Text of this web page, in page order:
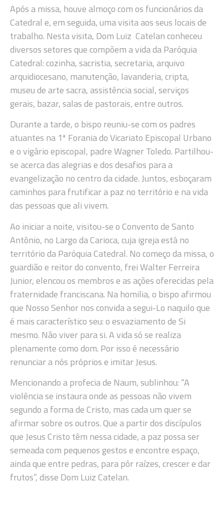
Após a missa, houve almoço com os funcionários da
Catedral e, em seguida, uma visita aos seus locais de
trabalho. Nesta visita, Dom Luiz Catelan conheceu
diversos setores que compõem a vida da Paróquia
Catedral: cozinha, sacristia, secretaria, arquivo
arquidiocesano, manutenção, lavanderia, cripta,
museu de arte sacra, assistência social, serviços
gerais, bazar, salas de pastorais, entre outros.
Durante a tarde, o bispo reuniu-se com os padres
atuantes na 1ª Forania do Vicariato Episcopal Urbano
e o vigário episcopal, padre Wagner Toledo. Partilhou-
se acerca das alegrias e dos desafios para a
evangelização no centro da cidade. Juntos, esboçaram
caminhos para frutificar a paz no território e na vida
das pessoas que ali vivem.
Ao iniciar a noite, visitou-se o Convento de Santo
Antônio, no Largo da Carioca, cuja igreja está no
território da Paróquia Catedral. No começo da missa, o
guardião e reitor do convento, frei Walter Ferreira
Junior, elencou os membros e as ações oferecidas pela
fraternidade franciscana. Na homilia, o bispo afirmou
que Nosso Senhor nos convida a segui-Lo naquilo que
é mais característico seu: o esvaziamento de Si
mesmo. Não viver para si. A vida só se realiza
plenamente como dom. Por isso é necessário
renunciar a nós próprios e imitar Jesus.
Mencionando a profecia de Naum, sublinhou: “A
violência se instaura onde as pessoas não vivem
segundo a forma de Cristo, mas cada um quer se
afirmar sobre os outros. Que a partir dos discípulos
que Jesus Cristo têm nessa cidade, a paz possa ser
semeada com pequenos gestos e encontre espaço,
ainda que entre pedras, para pôr raízes, crescer e dar
frutos”, disse Dom Luiz Catelan.